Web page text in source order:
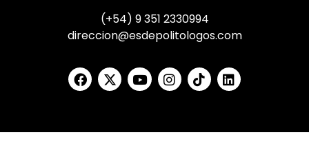
(+54) 9 351 2330994
direccion@esdepolitologos.com